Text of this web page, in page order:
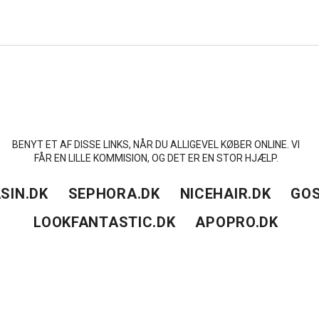
BENYT ET AF DISSE LINKS, NÅR DU ALLIGEVEL KØBER ONLINE. VI
FÅR EN LILLE KOMMISION, OG DET ER EN STOR HJÆLP.
SEPHORA.DK NICEHAIR.DK
LOOKFANTASTIC.DK
APOPRO.DK